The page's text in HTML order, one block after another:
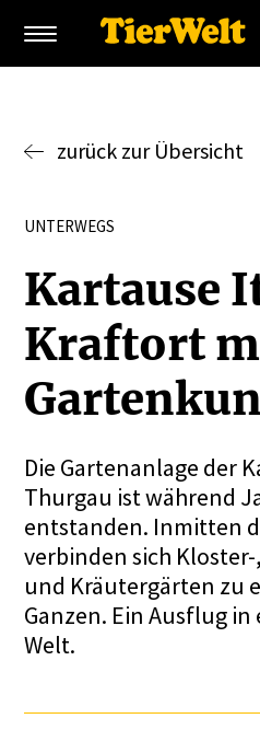
zurück zur Übersicht
UNTERWEGS
Kartause
Kraftort
Die Gartenanlage der
Thurgau ist während
entstanden. Inmitten
verbinden sich Kloster-
und Kräutergärten zu
Ganzen. Ein Ausflug
Welt.